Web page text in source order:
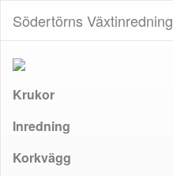
Södertörns Växtinredning
Krukor
Inredning
Korkvägg